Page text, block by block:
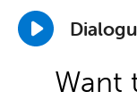
Want